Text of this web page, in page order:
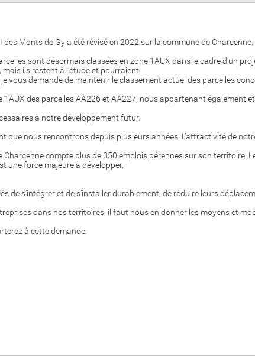
Monts de Gy a été révisé en 2022 sur la commune de
sont désormais classées en zone 1AUX dans le cadre d’un
ils restent à l’étude et pourraient
vous demande de maintenir le classement actuel des parcelles
des parcelles AA226 et AA227, nous appartenant également
à notre développement futur.
que nous rencontrons depuis plusieurs années. L’attractivité de
compte plus de 350 emplois pérennes sur son territoire.
une force majeure à développer,
de s’intégrer et de s’installer durablement, de réduire leurs
dans nos territoires, il faut nous en donner les moyens et
à cette demande.